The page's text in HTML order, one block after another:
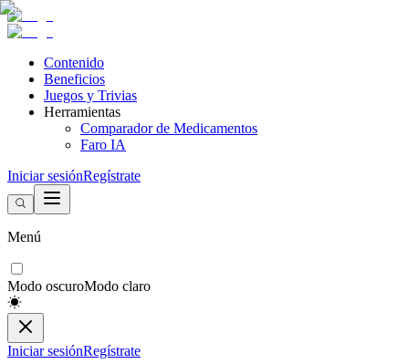
Contenido
Beneficios
Juegos y Trivias
Herramientas
Comparador de Medicamentos
Faro IA
Iniciar sesiónRegístrate
Menú
Modo oscuroModo claro
Iniciar sesiónRegístrate